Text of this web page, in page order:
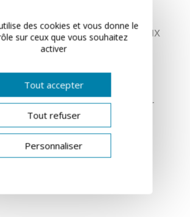
dans le maintien du lien
en vous aidant à mieux
audition est unique,
à vos côtés pour
venir.
et toute l’équipe
Cornuau
des cookies et vous donne le
sur ceux que vous souhaitez
activer
Tout accepter
Tout refuser
Personnaliser